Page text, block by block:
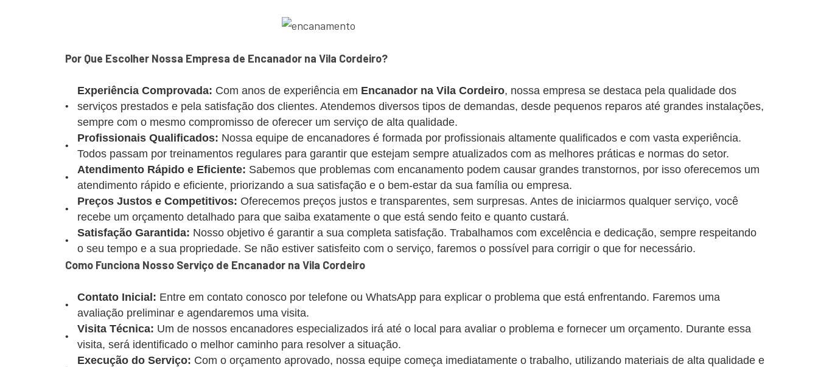
Por Que Escolher Nossa Empresa de Encanador na Vila Cordeiro?
Experiência Comprovada: Com anos de experiência em Encanador na Vila Cordeiro, nossa empresa se destaca pela qualidade dos
serviços prestados e pela satisfação dos clientes. Atendemos diversos tipos de demandas, desde pequenos reparos até grandes instalações,
sempre com o mesmo compromisso de oferecer um serviço de alta qualidade.
Profissionais Qualificados: Nossa equipe de encanadores é formada por profissionais altamente qualificados e com vasta experiência.
Todos passam por treinamentos regulares para garantir que estejam sempre atualizados com as melhores práticas e normas do setor.
Atendimento Rápido e Eficiente: Sabemos que problemas com encanamento podem causar grandes transtornos, por isso oferecemos um
atendimento rápido e eficiente, priorizando a sua satisfação e o bem-estar da sua família ou empresa.
Preços Justos e Competitivos: Oferecemos preços justos e transparentes, sem surpresas. Antes de iniciarmos qualquer serviço, você
recebe um orçamento detalhado para que saiba exatamente o que está sendo feito e quanto custará.
Satisfação Garantida: Nosso objetivo é garantir a sua completa satisfação. Trabalhamos com excelência e dedicação, sempre respeitando
o seu tempo e a sua propriedade. Se não estiver satisfeito com o serviço, faremos o possível para corrigir o que for necessário.
Como Funciona Nosso Serviço de Encanador na Vila Cordeiro
Contato Inicial: Entre em contato conosco por telefone ou WhatsApp para explicar o problema que está enfrentando. Faremos uma
avaliação preliminar e agendaremos uma visita.
Visita Técnica: Um de nossos encanadores especializados irá até o local para avaliar o problema e fornecer um orçamento. Durante essa
visita, será identificado o melhor caminho para resolver a situação.
Execução do Serviço: Com o orçamento aprovado, nossa equipe começa imediatamente o trabalho, utilizando materiais de alta qualidade e